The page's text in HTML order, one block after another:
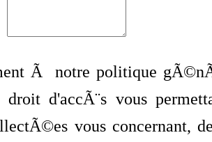
Ã notre politique
droit d'accÃ¨s vous
vous concernant,